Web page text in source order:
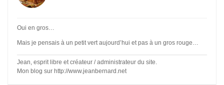
Oui en gros…
Mais je pensais à un petit vert aujourd’hui et pas à un gros rouge…
Jean, esprit libre et créateur / administrateur du site.
Mon blog sur http://www.jeanbernard.net